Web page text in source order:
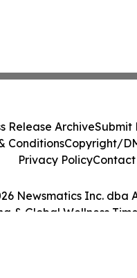
Newsmatics Inc. dba
& Global Wellness
Release ArchiveSubmit
ConditionsCopyright/
Privacy PolicyContact